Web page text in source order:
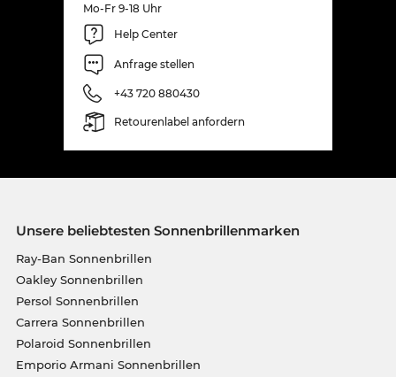
Mo-Fr 9-18 Uhr
Help Center
Anfrage stellen
+43 720 880430
Retourenlabel anfordern
Unsere beliebtesten Sonnenbrillenmarken
Ray-Ban Sonnenbrillen
Oakley Sonnenbrillen
Persol Sonnenbrillen
Carrera Sonnenbrillen
Polaroid Sonnenbrillen
Emporio Armani Sonnenbrillen